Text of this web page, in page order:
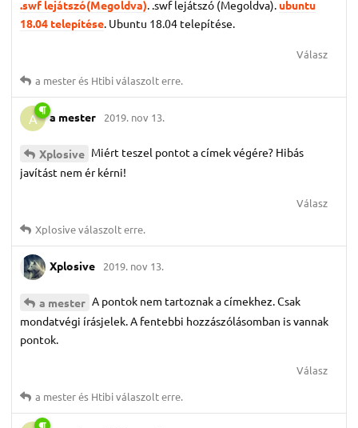
.swf lejátszó(Megoldva). .swf lejátszó (Megoldva). ubuntu
18.04 telepítése. Ubuntu 18.04 telepítése.
Válasz
a mesterés Htibiválaszolt erre.
A a mester 2019. nov 13.
Xplosive Miért teszel pontot a címek végére? Hibás
javítást nem ér kérni!
Válasz
Xplosiveválaszolt erre.
Xplosive 2019. nov 13.
a mester A pontok nem tartoznak a címekhez. Csak
mondatvégi írásjelek. A fentebbi hozzászólásomban is vannak
pontok.
Válasz
a mesterés Htibiválaszolt erre.